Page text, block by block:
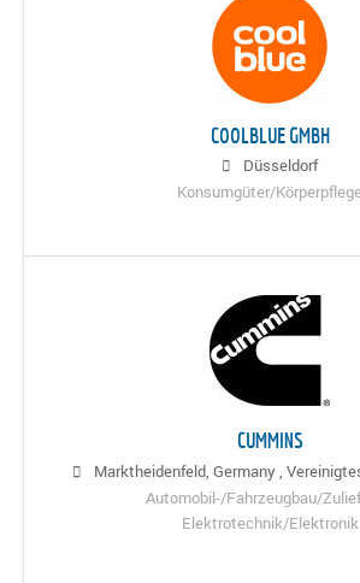
COOLBLUE GMBH
Düsseldorf
Konsumgüter/
CUMMINS
Marktheidenfeld, Germany,
Automobil-/Fahrzeugbau/
Elektrotechnik/Elektronik